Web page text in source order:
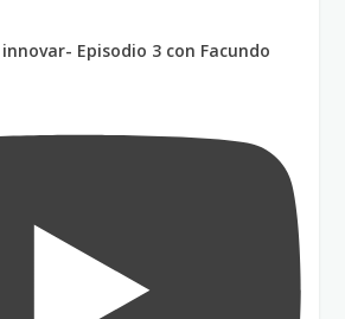
Episodio 3 con Facundo